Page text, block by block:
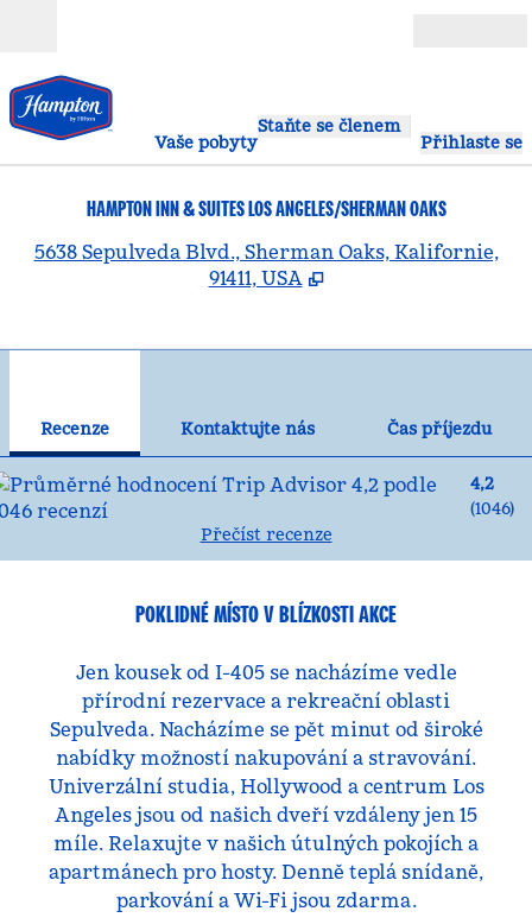
Vaše pobyty
Staňte se členem
Přihlaste se
HAMPTON INN & SUITES LOS ANGELES/SHERMAN OAKS
5638 Sepulveda Blvd., Sherman Oaks, Kalifornie,
91411, USA
Recenze Kontaktujte nás
Čas příjezdu
4,2
(1046)
Přečíst recenze
POKLIDNÉ MÍSTO V BLÍZKOSTI AKCE
Jen kousek od I-405 se nacházíme vedle
přírodní rezervace a rekreační oblasti
Sepulveda. Nacházíme se pět minut od široké
nabídky možností nakupování a stravování.
Univerzální studia, Hollywood a centrum Los
Angeles jsou od našich dveří vzdáleny jen 15
míle. Relaxujte v našich útulných pokojích a
apartmánech pro hosty. Denně teplá snídaně,
parkování a Wi-Fi jsou zdarma.